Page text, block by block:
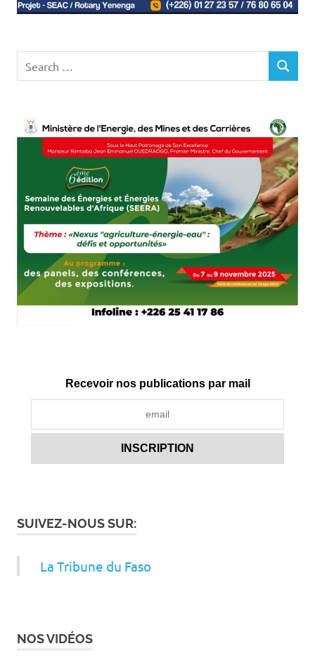
for:
SEARCH
Recevoir nos publications par mail
SUIVEZ-NOUS SUR:
La Tribune du Faso
NOS VIDÉOS